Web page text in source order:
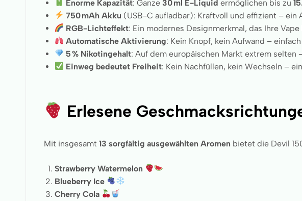
Enorme Kapazität: Ganze 30 ml E-Liquid ermöglichen bis zu
750 mAh Akku (USB-C aufladbar): Kraftvoll und effizient – ein
RGB-Lichteffekt: Ein modernes Designmerkmal, das Ihre
Automatische Aktivierung: Kein Knopf, kein Aufwand –
5 % Nikotingehalt: Auf dem europäischen Markt extrem
Einweg bedeutet Freiheit: Kein Nachfüllen, kein Wechseln –
Erlesene
Mit insgesamt 13 sorgfältig ausgewählten Aromen bietet die Devil
Strawberry Watermelon
Blueberry Ice
Cherry Cola